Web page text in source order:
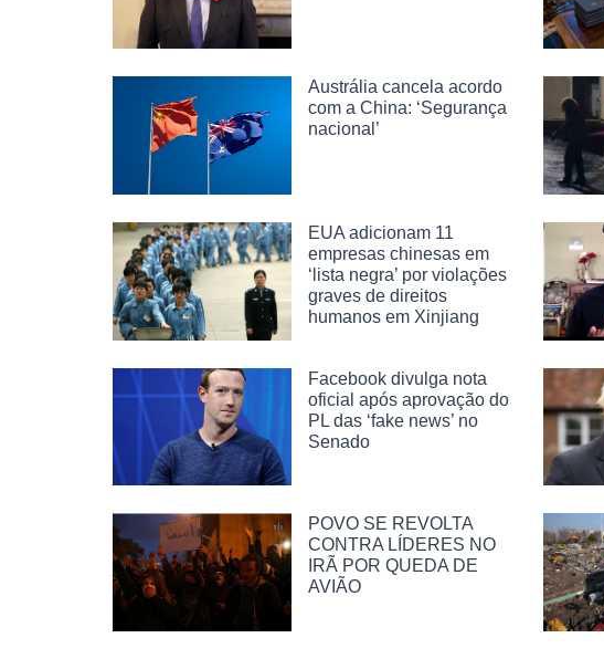
Austrália cancela acordo
com a China: ‘Segurança
nacional’
EUA adicionam 11
empresas chinesas em
‘lista negra’ por violações
graves de direitos
humanos em Xinjiang
Facebook divulga nota
oficial após aprovação do
PL das ‘fake news’ no
Senado
POVO SE REVOLTA
CONTRA LÍDERES NO
IRÃ POR QUEDA DE
AVIÃO